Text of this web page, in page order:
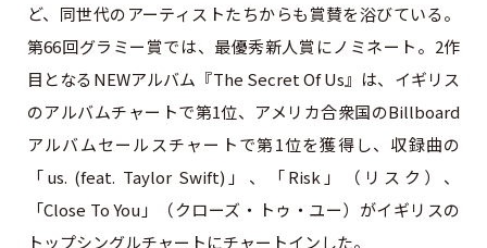
ど、同世代のアーティストたちからも賞賛を浴びている。
第66回グラミー賞では、最優秀新人賞にノミネート。2作
目となるNEWアルバム『The Secret Of Us』は、イギリス
のアルバムチャートで第1位、アメリカ合衆国のBillboard
アルバムセールスチャートで第1位を獲得し、収録曲の
「us. (feat. Taylor Swift)」、「Risk」（リスク）、
「Close To You」（クローズ・トゥ・ユー）がイギリスの
トップシングルチャートにチャートインした。